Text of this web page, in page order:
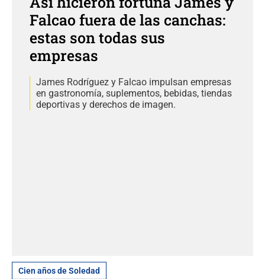
Falcao fuera de las canchas:
estas son todas sus
empresas
James Rodríguez y Falcao impulsan empresas
en gastronomía, suplementos, bebidas, tiendas
deportivas y derechos de imagen.
Cien años de Soledad